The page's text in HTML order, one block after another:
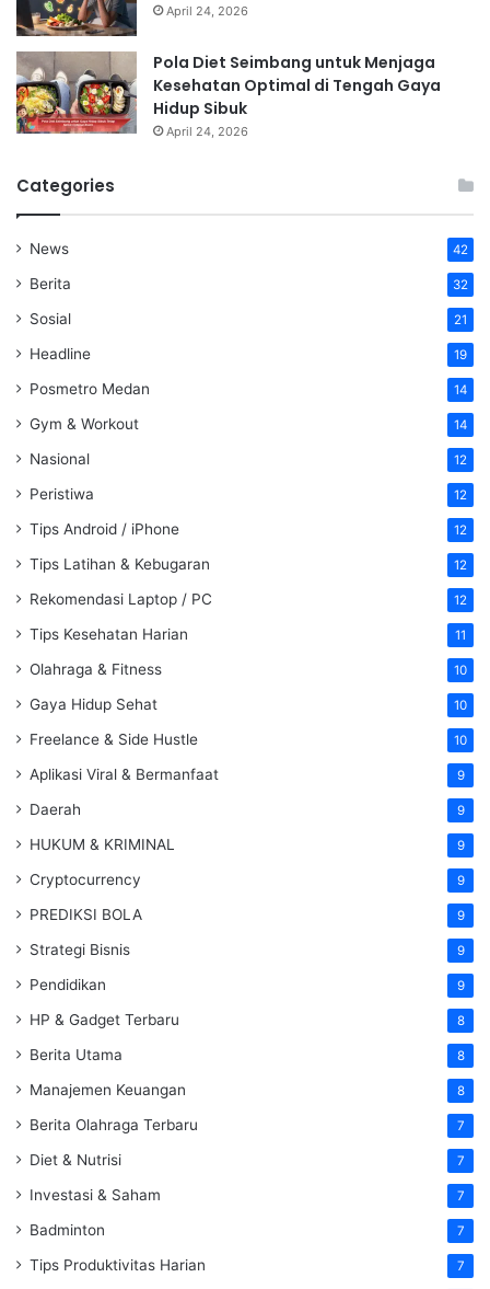
April 24, 2026
Pola Diet Seimbang untuk Menjaga
Kesehatan Optimal di Tengah Gaya
Hidup Sibuk
April 24, 2026
Categories
News 42
Berita 32
Sosial 21
Headline 19
Posmetro Medan 14
Gym & Workout 14
Nasional 12
Peristiwa 12
Tips Android / iPhone 12
Tips Latihan & Kebugaran 12
Rekomendasi Laptop / PC 12
Tips Kesehatan Harian 11
Olahraga & Fitness 10
Gaya Hidup Sehat 10
Freelance & Side Hustle 10
Aplikasi Viral & Bermanfaat 9
Daerah 9
HUKUM & KRIMINAL 9
Cryptocurrency 9
PREDIKSI BOLA 9
Strategi Bisnis 9
Pendidikan 9
HP & Gadget Terbaru 8
Berita Utama 8
Manajemen Keuangan 8
Berita Olahraga Terbaru 7
Diet & Nutrisi 7
Investasi & Saham 7
Badminton 7
Tips Produktivitas Harian 7